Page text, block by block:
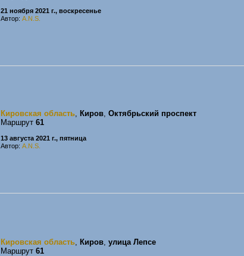
21 ноября 2021 г., воскресенье
Автор: A.N.S.
Кировская область, Киров, Октябрьский проспект
Маршрут 61
13 августа 2021 г., пятница
Автор: A.N.S.
Кировская область, Киров, улица Лепсе
Маршрут 61